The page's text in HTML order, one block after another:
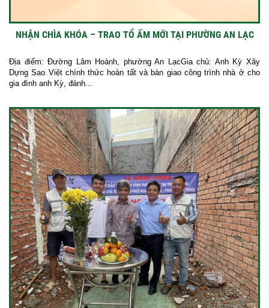
NHẬN CHÌA KHÓA – TRAO TỔ ẤM MỚI TẠI PHƯỜNG AN LẠC
Địa điểm: Đường Lâm Hoành, phường An LạcGia chủ: Anh Kỳ Xây
Dựng Sao Việt chính thức hoàn tất và bàn giao công trình nhà ở cho
gia đình anh Kỳ, đánh...